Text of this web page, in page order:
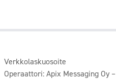
Verkkolaskuosoite
Operaattori: Apix Messaging Oy –